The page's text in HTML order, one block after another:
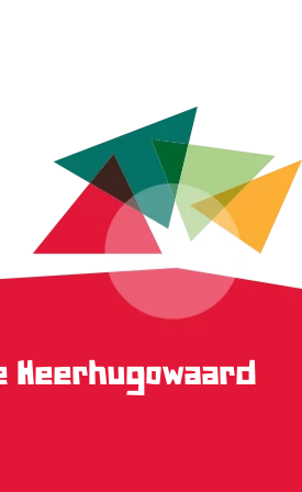
Heerhugowaard